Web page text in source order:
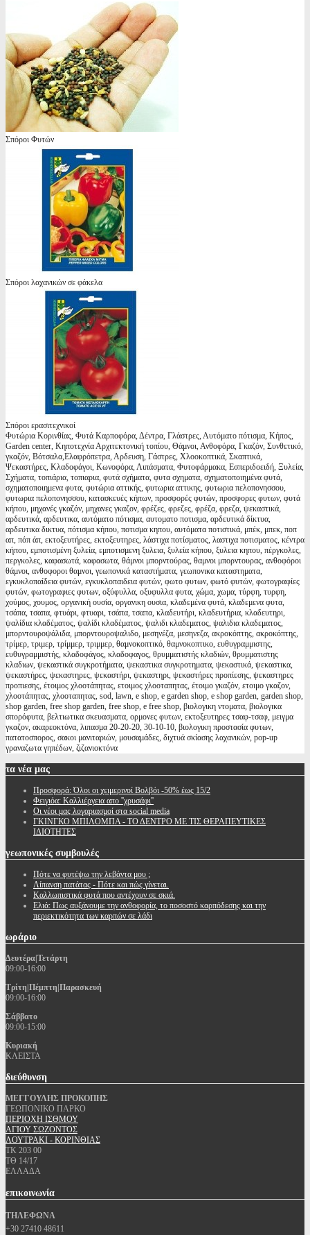
Σπόροι Φυτών
Σπόροι λαχανικών σε φάκελα
Σπόροι ερασιτεχνικοί
Φυτώρια Κορινθίας, Φυτά Καρποφόρα, Δέντρα, Γλάστρες, Αυτόματο πότισμα, Κήπος,
Garden center, Κηποτεχνία Αρχιτεκτονική τοπίου, Θάμνοι, Ανθοφόρα, Γκαζόν, Συνθετικό,
γκαζόν, Βότσαλα,Ελαφρόπετρα, Αρδευση, Γάστρες, Χλοοκοπτικά, Σκαπτικά,
Ψεκαστήρες, Κλαδοφάγοι, Κωνοφόρα, Λιπάσματα, Φυτοφάρμακα, Εσπεριδοειδή, Ξυλεία,
Σχήματα, τοπιάρια, τοπιαρια, φυτά σχήματα, φυτα σχηματα, σχηματοποιημένα φυτά,
σχηματοποιημενα φυτα, φυτώρια αττικής, φυτωρια αττικης, φυτωρια πελοπονησσου,
φυτωρια πελοπονησσου, κατασκευές κήπων, προσφορές φυτών, προσφορες φυτων, φυτά
κήπου, μηχανές γκαζόν, μηχανες γκαζον, φρέζες, φρεζες, φρέζα, φρεζα, ψεκαστικά,
αρδευτικά, αρδευτικα, αυτόματο πότισμα, αυτοματο ποτισμα, αρδευτικά δίκτυα,
αρδευτικα δικτυα, πότισμα κήπου, ποτισμα κηπου, αυτόματα ποτιστικά, μπέκ, μπεκ, ποπ
απ, πόπ άπ, εκτοξευτήρες, εκτοξευτηρες, λάστιχα ποτίσματος, λαστιχα ποτισματος, κέντρα
κήπου, εμποτισμένη ξυλεία, εμποτισμενη ξυλεια, ξυλεία κήπου, ξυλεια κηπου, πέργκολες,
περγκολες, καφασωτά, καφασωτα, θάμνοι μπορντούρας, θαμνοι μπορντουρας, ανθοφόροι
θάμνοι, ανθοφοροι θαμνοι, γεωπονικά καταστήματα, γεωπονικα καταστηματα,
εγκυκλοπαίδεια φυτών, εγκυκλοπαιδεια φυτών, φωτο φυτων, φωτό φυτών, φωτογραφίες
φυτών, φωτογραφιες φυτων, οξύφυλλα, οξυφυλλα φυτα, χώμα, χωμα, τύρφη, τυρφη,
χούμος, χουμος, οργανική ουσία, οργανικη ουσια, κλαδεμένα φυτά, κλαδεμενα φυτα,
τσάπα, τσαπα, φτυάρι, φτυαρι, τσάπα, τσαπα, κλαδευτήρι, κλαδευτήρια, κλαδευτηρι,
ψαλίδια κλαδέματος, ψαλίδι κλαδέματος, ψαλιδι κλαδεματος, ψαλιδια κλαδεματος,
μπορντουροψάλιδα, μπορντουροψαλιδο, μεσηνέζα, μεσηνεζα, ακροκόπτης, ακροκόπτης,
τρίμερ, τριμερ, τρίμμερ, τριμμερ, θαμνοκοπτικό, θαμνοκοπτικο, ευθυγραμμιστης,
ευθυγραμμιστής, κλαδοφάγος, κλαδοφαγος, θρυμματιστής κλαδιών, θρυμματιστης
κλαδιων, ψεκαστικά συγκροτήματα, ψεκαστικα συγκροτηματα, ψεκαστικά, ψεκαστικα,
ψεκαστήρες, ψεκαστηρες, ψεκαστήρι, ψεκαστηρι, ψεκαστήρες προπίεσης, ψεκαστηρες
προπιεσης, έτοιμος χλοοτάπητας, ετοιμος χλοοταπητας, έτοιμο γκαζόν, ετοιμο γκαζον,
χλοοτάπητας, χλοοταπητας, sod, lawn, e shop, e garden shop, e shop garden, garden shop,
shop garden, free shop garden, free shop, e free shop, βιολογικη ντοματα, βιολογικα
σπορόφυτα, βελτιωτικα σκευασματα, ορμονες φυτων, εκτοξευτηρες τσαφ-τσαφ, μειγμα
γκαζον, ακαρεοκτόνα, λιπασμα 20-20-20, 30-10-10, βιολογικη προστασία φυτων,
πατατοσπορος, σακοι μανιταριών, μουσαμάδες, διχτυά σκίασης λαχανικών, pop-up
γραναζωτα γηπέδων, ζιζανιοκτόνα
τα νέα μας
Προσφορά: Όλοι οι χειμερινοί Βολβόι -50% έως 15/2
Φειγιόα: Καλλιέργεια απο ''χρυσάφι''
Oι νέοι μας λογαριασμοί στα social media
ΓΚΙΝΓΚΟ ΜΠΙΛΟΜΠΑ - ΤΟ ΔΕΝΤΡΟ ΜΕ ΤΙΣ ΘΕΡΑΠΕΥΤΙΚΕΣ
ΙΔΙΟΤΗΤΕΣ
γεωπονικές συμβουλές
Πότε να φυτέψω την λεβάντα μου ;
Λίπανση πατάτας - Πότε και πώς γίνεται.
Καλλωπιστικά φυτά που αντέχουν σε σκιά.
Ελιά: Πως αυξάνουμε την ανθοφορία, το ποσοστό καρπόδεσης και την
περιεκτικότητα των καρπών σε λάδι
ωράριο
Δευτέρα|Τετάρτη
09:00-16:00
Τρίτη|Πέμπτη|Παρασκευή
09:00-16:00
Σάββατο
09:00-15:00
Κυριακή
ΚΛΕΙΣΤΑ
διεύθυνση
ΜΕΓΓΟΥΛΗΣ ΠΡΟΚΟΠΗΣ
ΓΕΩΠΟΝΙΚΟ ΠΑΡΚΟ
ΠΕΡΙΟΧΗ ΙΣΘΜΟΥ
ΑΓΙΟΥ ΣΩΖΟΝΤΟΣ
ΛΟΥΤΡΑΚΙ - ΚΟΡΙΝΘΙΑΣ
ΤΚ 203 00
ΤΘ 14/17
ΕΛΛΑΔΑ
επικοινωνία
ΤΗΛΕΦΩΝΑ
+30 27410 48611